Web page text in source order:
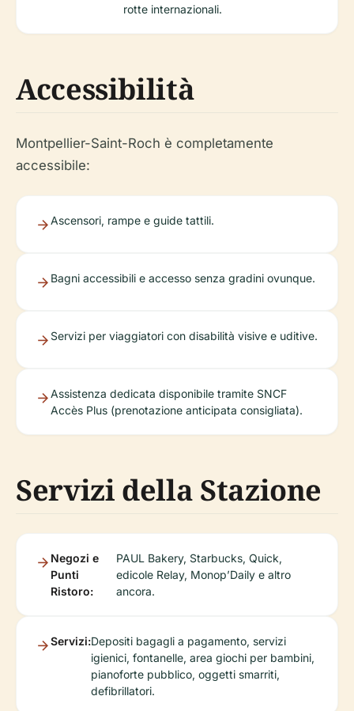
rotte internazionali.
Accessibilità
Montpellier-Saint-Roch è completamente
accessibile:
Ascensori, rampe e guide tattili.
Bagni accessibili e accesso senza gradini ovunque.
Servizi per viaggiatori con disabilità visive e uditive.
Assistenza dedicata disponibile tramite SNCF
Accès Plus (prenotazione anticipata consigliata).
Servizi della Stazione
Negozi e
Punti
Ristoro:
PAUL Bakery, Starbucks, Quick,
edicole Relay, Monop’Daily e altro
ancora.
Servizi:Depositi bagagli a pagamento, servizi
igienici, fontanelle, area giochi per bambini,
pianoforte pubblico, oggetti smarriti,
defibrillatori.